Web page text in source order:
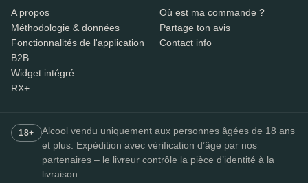
A propos
Méthodologie & données
Fonctionnalités de l'application
B2B
Widget intégré
RX+
Où est ma commande ?
Partage ton avis
Contact info
18+
Alcool vendu uniquement aux personnes âgées de 18 ans
et plus. Expédition avec vérification d’âge par nos
partenaires – le livreur contrôle la pièce d’identité à la
livraison.